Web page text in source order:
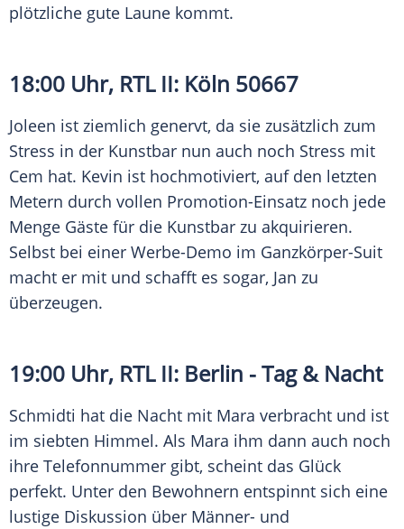
plötzliche gute Laune kommt.
18:00 Uhr, RTL II: Köln 50667
Joleen ist ziemlich genervt, da sie zusätzlich zum
Stress in der Kunstbar nun auch noch Stress mit
Cem hat. Kevin ist hochmotiviert, auf den letzten
Metern durch vollen Promotion-Einsatz noch jede
Menge Gäste für die Kunstbar zu akquirieren.
Selbst bei einer Werbe-Demo im Ganzkörper-Suit
macht er mit und schafft es sogar, Jan zu
überzeugen.
19:00 Uhr, RTL II: Berlin - Tag & Nacht
Schmidti hat die Nacht mit Mara verbracht und ist
im siebten Himmel. Als Mara ihm dann auch noch
ihre Telefonnummer gibt, scheint das Glück
perfekt. Unter den Bewohnern entspinnt sich eine
lustige Diskussion über Männer- und